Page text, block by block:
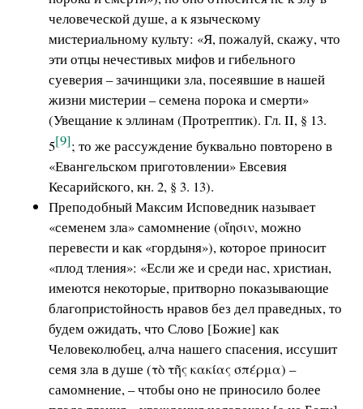
человеческой душе, а к языческому
мистериальному культу: «Я, пожалуй, скажу, что
эти отцы нечестивых мифов и гибельного
суеверия – зачинщики зла, посеявшие в нашей
жизни мистерии – семена порока и смерти»
(Увещание к эллинам (Протрептик). Гл. ΙΙ, § 13.
5[9]; то же рассуждение буквально повторено в
«Евангельском приготовлении» Евсевия
Кесарийского, кн. 2, § 3. 13).
Преподобный Максим Исповедник называет
«семенем зла» самомнение (οἴησιν, можно
перевести и как «гордыня»), которое приносит
«плод тления»: «Если же и среди нас, христиан,
имеются некоторые, притворно показывающие
благопристойность нравов без дел праведных, то
будем ожидать, что Слово [Божие] как
Человеколюбец, алча нашего спасения, иссушит
семя зла в душе (τὸ τῆς κακίας σπέρμα) –
самомнение, – чтобы оно не приносило более